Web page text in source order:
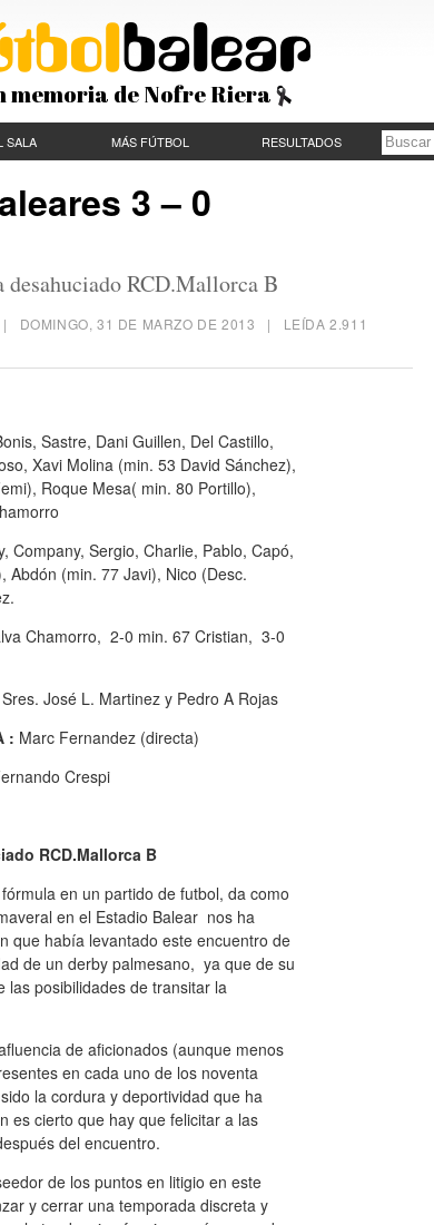
memoria de Nofre Riera
SALA MÁS FÚTBOL RESULTADOS
3 – 0
RCD.Mallorca B
| DOMINGO, 31 DE MARZO DE 2013 | LEÍDA 2.911
Sastre, Dani Guillen, Del Castillo,
Xavi Molina (min. 53 David Sánchez),
Roque Mesa( min. 80 Portillo),
Company, Sergio, Charlie, Pablo, Capó,
Abdón (min. 77 Javi), Nico (Desc.
Chamorro, 2-0 min. 67 Cristian, 3-0
José L. Martinez y Pedro A Rojas
: Marc Fernandez (directa)
Crespi
RCD.Mallorca B
en un partido de futbol, da como
en el Estadio Balear nos ha
que había levantado este encuentro de
de un derby palmesano, ya que de su
posibilidades de transitar la
de aficionados (aunque menos
en cada uno de los noventa
la cordura y deportividad que ha
es cierto que hay que felicitar a las
del encuentro.
de los puntos en litigio en este
y cerrar una temporada discreta y